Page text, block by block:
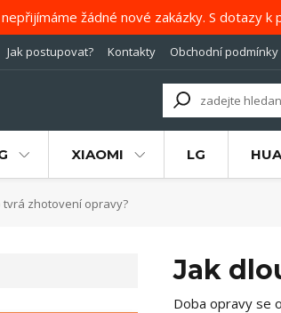
nepřijímáme žádné nové zakázky. S dotazy
Jak postupovat? Kontakty Obchodní podmínky
XIAOMI LG
tvrá zhotovení opravy?
Jak
Doba opravy se